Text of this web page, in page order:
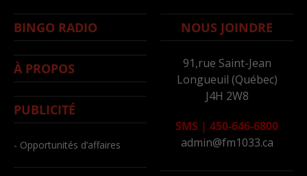
BINGO RADIO
À PROPOS
PUBLICITÉ
- Opportunités d’affaires
NOUS JOINDRE
91,rue Saint-Jean
Longueuil (Québec)
J4H 2W8
SMS | 450-646-6800
admin@fm1033.ca